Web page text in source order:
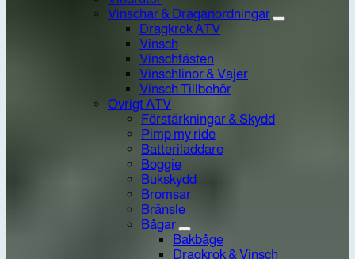
Vinschar & Draganordningar
Dragkrok ATV
Vinsch
Vinschfästen
Vinschlinor & Vajer
Vinsch Tillbehör
Övrigt ATV
Förstärkningar & Skydd
Pimp my ride
Batteriladdare
Boggie
Bukskydd
Bromsar
Bränsle
Bågar
Bakbåge
Dragkrok & Vinsch